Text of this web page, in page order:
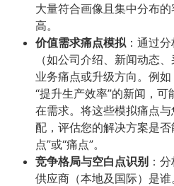
大量符合画像且集中分布
高。
价值需求痛点模拟 ：通过
（如公司介绍、新闻动态
业务痛点或升级方向。例
“提升生产效率”的新闻，
在需求。将这些模拟痛点
配，评估您的解决方案是
点”或“痛点”。
竞争格局与空白点识别 ：
供应商（本地及国际）是